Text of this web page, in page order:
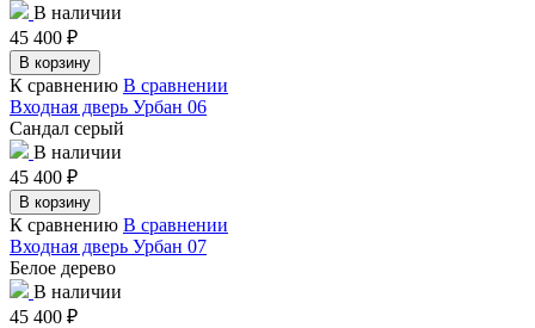
В наличии
45 400 ₽
В корзину
К сравнению В сравнении
Входная дверь Урбан 06
Сандал серый
В наличии
45 400 ₽
В корзину
К сравнению В сравнении
Входная дверь Урбан 07
Белое дерево
В наличии
45 400 ₽